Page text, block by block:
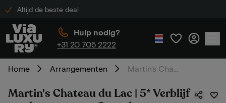
Altijd de beste deal
Hulp nodig?
+31 20 705 2222
Home Arrangementen
Martin's Chateau du Lac | 5* Verblijf